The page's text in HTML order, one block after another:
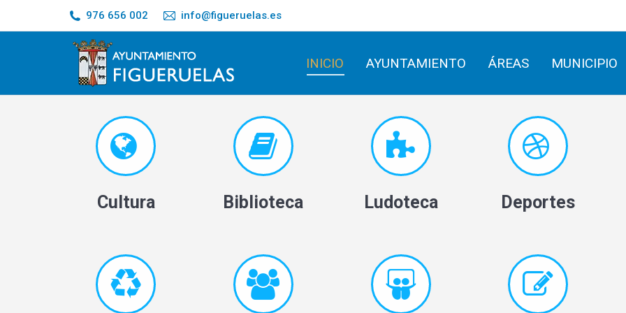
976 656 002 info@figueruelas.es
INICIO AYUNTAMIENTO ÁREAS MUNICIPIO
Cultura Biblioteca Ludoteca Deportes